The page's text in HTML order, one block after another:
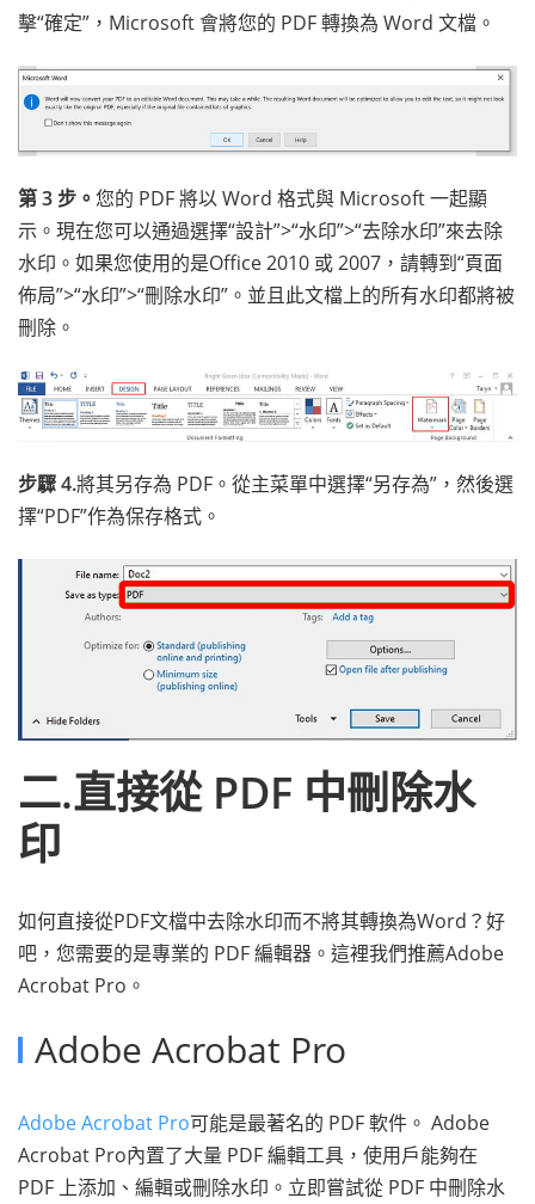
擊“確定”，Microsoft 會將您的 PDF 轉換為 Word 文檔。
第 3 步。 您的 PDF 將以 Word 格式與 Microsoft 一起顯
示。現在您可以通過選擇“設計”>“水印”>“去除水印”來去除
水印。如果您使用的是Office 2010 或 2007，請轉到“頁面
佈局”>“水印”>“刪除水印”。並且此文檔上的所有水印都將被
刪除。
步驟 4.將其另存為 PDF。從主菜單中選擇“另存為”，然後選
擇“PDF”作為保存格式。
二.直接從 PDF 中刪除水
印
如何直接從PDF文檔中去除水印而不將其轉換為Word？好
吧，您需要的是專業的 PDF 編輯器。這裡我們推薦Adobe
Acrobat Pro。
Adobe Acrobat Pro
Adobe Acrobat Pro可能是最著名的 PDF 軟件。 Adobe
Acrobat Pro內置了大量 PDF 編輯工具，使用戶能夠在
PDF 上添加、編輯或刪除水印。立即嘗試從 PDF 中刪除水